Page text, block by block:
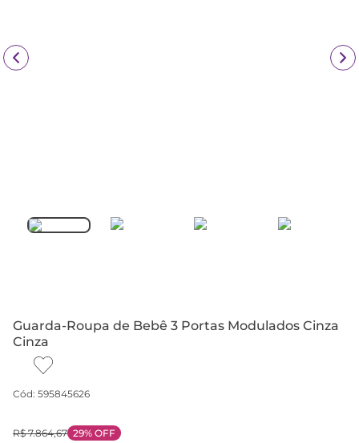
Guarda-Roupa de Bebê 3 Portas Modulados Cinza
Cinza
Cód: 595845626
R$ 7.864,67 29% OFF